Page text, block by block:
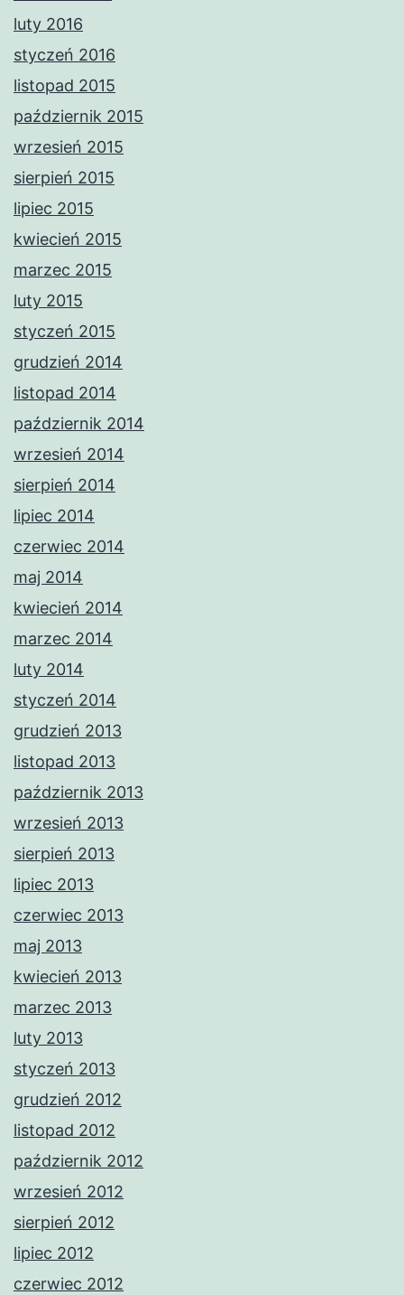
luty 2016
styczeń 2016
listopad 2015
październik 2015
wrzesień 2015
sierpień 2015
lipiec 2015
kwiecień 2015
marzec 2015
luty 2015
styczeń 2015
grudzień 2014
listopad 2014
październik 2014
wrzesień 2014
sierpień 2014
lipiec 2014
czerwiec 2014
maj 2014
kwiecień 2014
marzec 2014
luty 2014
styczeń 2014
grudzień 2013
listopad 2013
październik 2013
wrzesień 2013
sierpień 2013
lipiec 2013
czerwiec 2013
maj 2013
kwiecień 2013
marzec 2013
luty 2013
styczeń 2013
grudzień 2012
listopad 2012
październik 2012
wrzesień 2012
sierpień 2012
lipiec 2012
czerwiec 2012